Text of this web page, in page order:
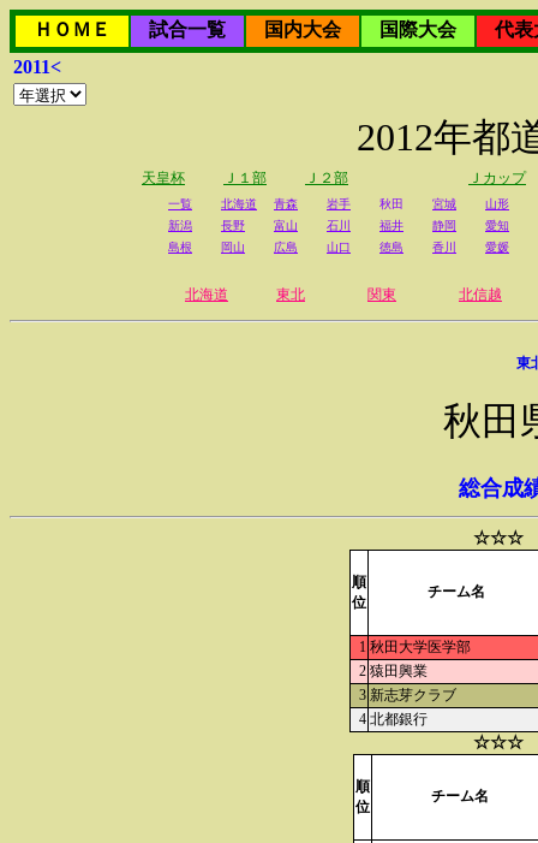
ＨＯＭＥ 試合一覧 国内大会 国際大会
代表
2011<
2012年都
天皇杯 Ｊ１部 Ｊ２部 Ｊカップ
一覧 北海道 青森 岩手 秋田 宮城
山形
新潟
長野 富山 石川 福井 静岡
愛知
島根
岡山 広島 山口 徳島 香川 愛媛
北海道 東北 関東 北信越
東
秋田
総合成
☆☆☆
順
位
チーム名
1 秋田大学医学部
2 猿田興業
3 新志芽クラブ
4 北都銀行
☆☆☆
順
位
チーム名